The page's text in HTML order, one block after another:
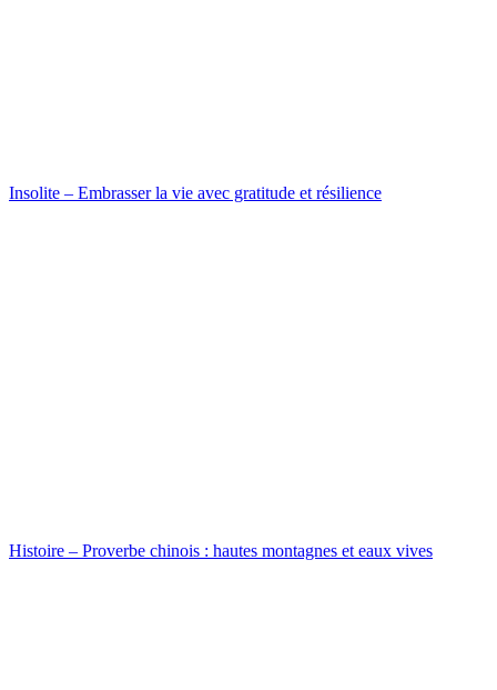
Insolite – Embrasser la vie avec gratitude et résilience
Histoire – Proverbe chinois : hautes montagnes et eaux vives